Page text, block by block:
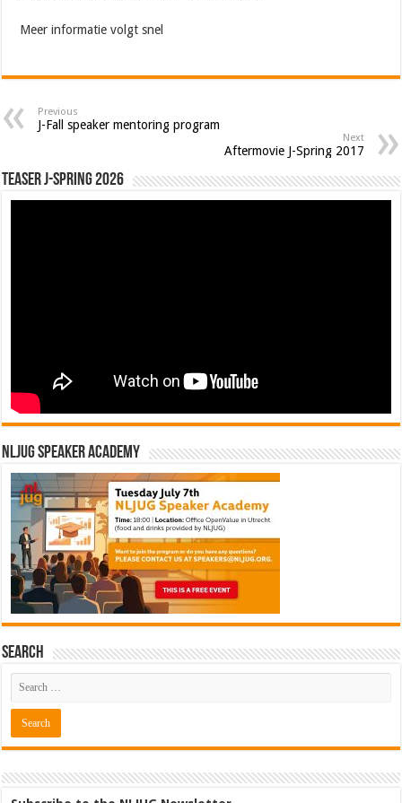
Meer informatie volgt snel
Previous
J-Fall speaker mentoring program
Next
Aftermovie J-Spring 2017
Teaser J-Spring 2026
NLJUG Speaker Academy
Search